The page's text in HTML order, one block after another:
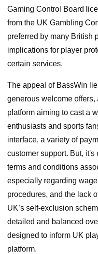
Gaming Control Board
from the UK Gambling
preferred by many British
implications for player
certain services.
The appeal of BassWin
generous welcome offers,
platform aiming to cast a
enthusiasts and sports
interface, a variety of
customer support. But,
terms and conditions
especially regarding
procedures, and the lack
UK’s self-exclusion
detailed and balanced
designed to inform UK
platform.